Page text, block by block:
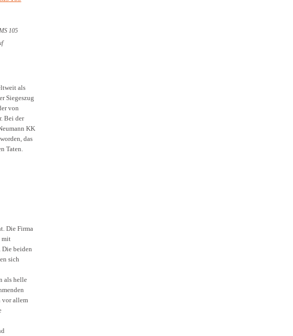
105
als
Siegeszug
von
Bei der
KK
das
Taten.
Die Firma
mit
Die beiden
sich
als helle
vor allem